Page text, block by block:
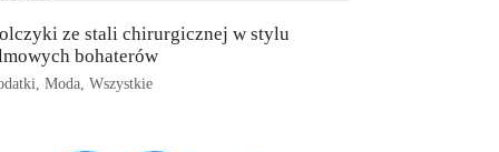
ze stali chirurgicznej w stylu
bohaterów
,Moda ,Wszystkie